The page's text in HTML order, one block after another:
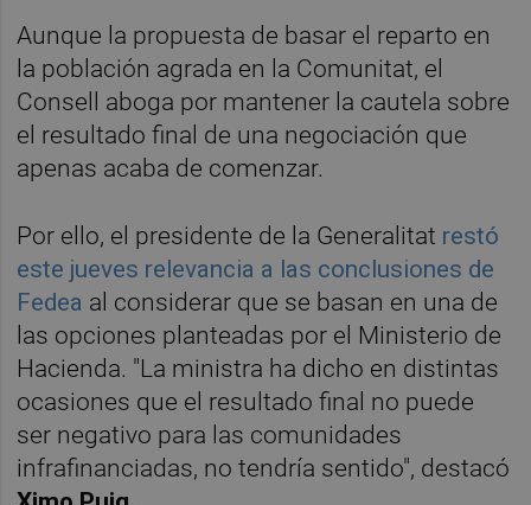
Aunque la propuesta de basar el reparto en
la población agrada en la Comunitat, el
Consell aboga por mantener la cautela sobre
el resultado final de una negociación que
apenas acaba de comenzar.
Por ello, el presidente de la Generalitat restó
este jueves relevancia a las conclusiones de
Fedea al considerar que se basan en una de
las opciones planteadas por el Ministerio de
Hacienda. "La ministra ha dicho en distintas
ocasiones que el resultado final no puede
ser negativo para las comunidades
infrafinanciadas, no tendría sentido", destacó